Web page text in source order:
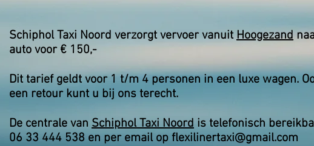
Schiphol Taxi Noord verzorgt vervoer vanuitHoogezand
auto voor € 150,-
Dit tarief geldt voor 1 t/m 4 personen in een luxe wagen.
een retour kunt u bij ons terecht.
De centrale van Schiphol Taxi Noord is telefonisch
06 33 444 538 en per email op flexilinertaxi@gmail.com